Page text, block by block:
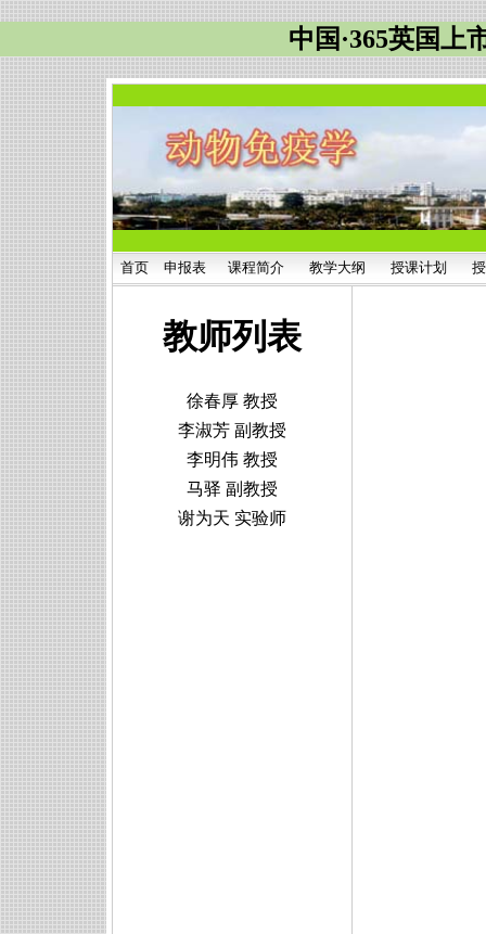
中国·365英国上
首页 申报表 课程简介 教学大纲 授课计划
教师列表
徐春厚 教授
李淑芳 副教授
李明伟 教授
马驿 副教授
谢为天 实验师